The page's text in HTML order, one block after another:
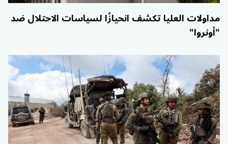
مداولات العليا تكشف انحيازًا لسياسات الاحتلال ضد
"أونروا"